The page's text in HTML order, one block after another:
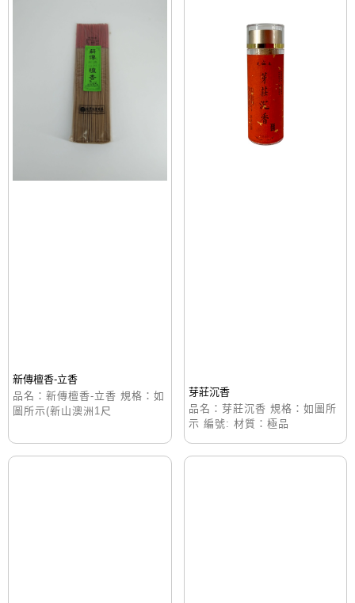
新傳檀香-立香
品名：新傳檀香-立香 規格：如
圖所示(新山澳洲1尺
芽莊沉香
品名：芽莊沉香 規格：如圖所
示 編號: 材質：極品